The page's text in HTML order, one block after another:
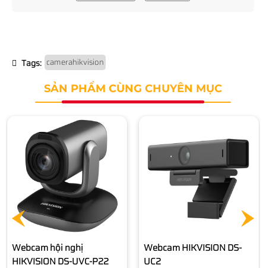
Tags: camerahikvision
SẢN PHẨM CÙNG CHUYÊN MỤC
Webcam HIKVISION DS-
UC2
Webcam Live Stream
HIKVISION DS-UL2